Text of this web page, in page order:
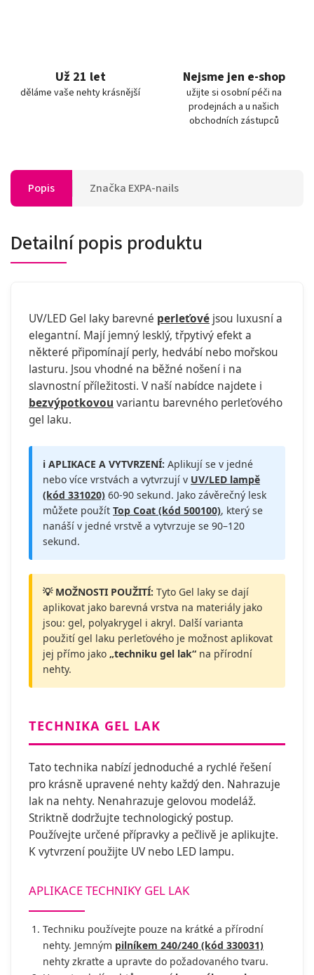
Už 21 let
děláme vaše nehty krásnější
Nejsme jen e-shop
užijte si osobní péči na
prodejnách a u našich
obchodních zástupců
Popis Značka EXPA-nails
Detailní popis produktu
UV/LED Gel laky barevné perleťové jsou luxusní a
elegantní. Mají jemný lesklý, třpytivý efekt a
některé připomínají perly, hedvábí nebo mořskou
lasturu. Jsou vhodné na běžné nošení i na
slavnostní příležitosti. V naší nabídce najdete i
bezvýpotkovou variantu barevného perleťového
gel laku.
ℹ️ APLIKACE A VYTVRZENÍ: Aplikují se v jedné
nebo více vrstvách a vytvrzují v UV/LED lampě
(kód 331020) 60-90 sekund. Jako závěrečný lesk
můžete použít Top Coat (kód 500100), který se
nanáší v jedné vrstvě a vytvrzuje se 90–120
sekund.
💡 MOŽNOSTI POUŽITÍ: Tyto Gel laky se dají
aplikovat jako barevná vrstva na materiály jako
jsou: gel, polyakrygel i akryl. Další varianta
použití gel laku perleťového je možnost aplikovat
jej přímo jako „techniku gel lak“ na přírodní
nehty.
TECHNIKA GEL LAK
Tato technika nabízí jednoduché a rychlé řešení
pro krásně upravené nehty každý den. Nahrazuje
lak na nehty. Nenahrazuje gelovou modeláž.
Striktně dodržujte technologický postup.
Používejte určené přípravky a pečlivě je aplikujte.
K vytvrzení použijte UV nebo LED lampu.
APLIKACE TECHNIKY GEL LAK
Techniku používejte pouze na krátké a přírodní
nehty. Jemným pilníkem 240/240 (kód 330031)
nehty zkraťte a upravte do požadovaného tvaru.